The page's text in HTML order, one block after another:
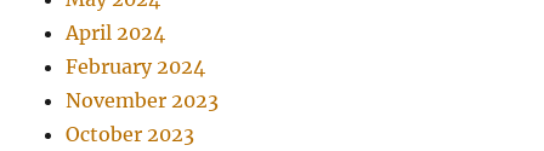
April 2024
February 2024
November 2023
October 2023